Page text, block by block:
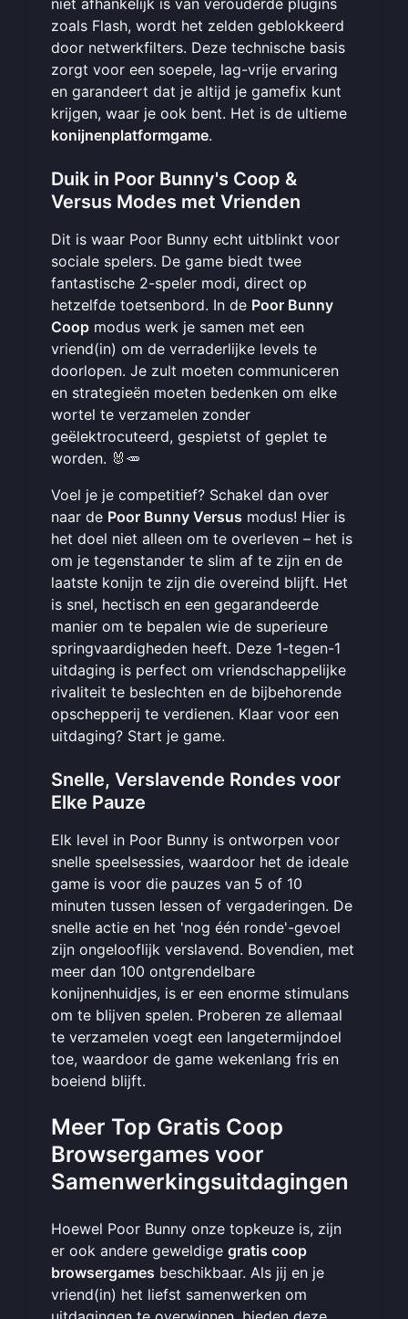
niet afhankelijk is van verouderde plugins
zoals Flash, wordt het zelden geblokkeerd
door netwerkfilters. Deze technische basis
zorgt voor een soepele, lag-vrije ervaring
en garandeert dat je altijd je gamefix kunt
krijgen, waar je ook bent. Het is de ultieme
konijnenplatformgame.
Duik in Poor Bunny's Coop &
Versus Modes met Vrienden
Dit is waar Poor Bunny echt uitblinkt voor
sociale spelers. De game biedt twee
fantastische 2-speler modi, direct op
hetzelfde toetsenbord. In de Poor Bunny
Coop modus werk je samen met een
vriend(in) om de verraderlijke levels te
doorlopen. Je zult moeten communiceren
en strategieën moeten bedenken om elke
wortel te verzamelen zonder
geëlektrocuteerd, gespietst of geplet te
worden. 🐰🥕
Voel je je competitief? Schakel dan over
naar de Poor Bunny Versus modus! Hier is
het doel niet alleen om te overleven – het is
om je tegenstander te slim af te zijn en de
laatste konijn te zijn die overeind blijft. Het
is snel, hectisch en een gegarandeerde
manier om te bepalen wie de superieure
springvaardigheden heeft. Deze 1-tegen-1
uitdaging is perfect om vriendschappelijke
rivaliteit te beslechten en de bijbehorende
opschepperij te verdienen. Klaar voor een
uitdaging? Start je game.
Snelle, Verslavende Rondes voor
Elke Pauze
Elk level in Poor Bunny is ontworpen voor
snelle speelsessies, waardoor het de ideale
game is voor die pauzes van 5 of 10
minuten tussen lessen of vergaderingen. De
snelle actie en het 'nog één ronde'-gevoel
zijn ongelooflijk verslavend. Bovendien, met
meer dan 100 ontgrendelbare
konijnenhuidjes, is er een enorme stimulans
om te blijven spelen. Proberen ze allemaal
te verzamelen voegt een langetermijndoel
toe, waardoor de game wekenlang fris en
boeiend blijft.
Meer Top Gratis Coop
Browsergames voor
Samenwerkingsuitdagingen
Hoewel Poor Bunny onze topkeuze is, zijn
er ook andere geweldige gratis coop
browsergames beschikbaar. Als jij en je
vriend(in) het liefst samenwerken om